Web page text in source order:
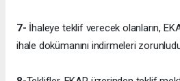
7- İhaleye teklif verecek olanların,
ihale dokümanını indirmeleri